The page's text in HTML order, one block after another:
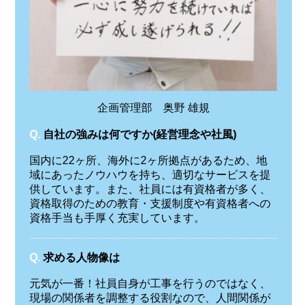
企画管理部 奥野 雄規
Q. 自社の強みは何ですか(経営理念や社風)
国内に22ヶ所、海外に2ヶ所拠点があるため、地
域にあったノウハウを持ち、適切なサービスを提
供しています。また、社員には有資格者が多く、
資格取得のための教育・支援制度や有資格者への
資格手当も手厚く充実しています。
Q. 求める人物像は
元気が一番！社員自身が工事を行うのではなく、
現場の関係者を調整する役割なので、人間関係が